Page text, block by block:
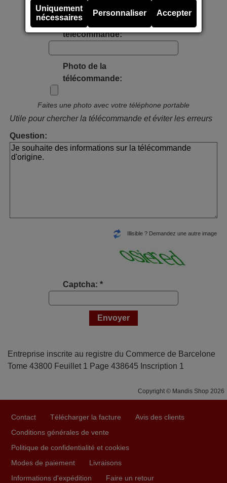
Faites une photo avec votre téléphone portable
Référence de la
télécommande:
Photo de la
télécommande:
Faites une photo avec votre téléphone portable
Utile pour chercher la télécommande et éviter les erreurs
Question:
Illisible ? Demandez une autre image
Captcha: *
Entreprise inscrite au registre du Commerce de Barcelone
Tome 43800 Feuillet 1 Page 438645 Inscription 1
Copyright © Mandis Shop 2026
Contact Télécharger la facture
Avis des clients
Conditions générales de vente
Politique de confidentialité et cookies
Modes de paiement
Livraisons
Informations d'expédition
Faire un retour
Uniquement
nécessaires
Personnaliser Accepter